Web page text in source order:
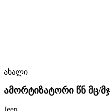
ახალი
ამორტიზატორი წნ მც/მჯ